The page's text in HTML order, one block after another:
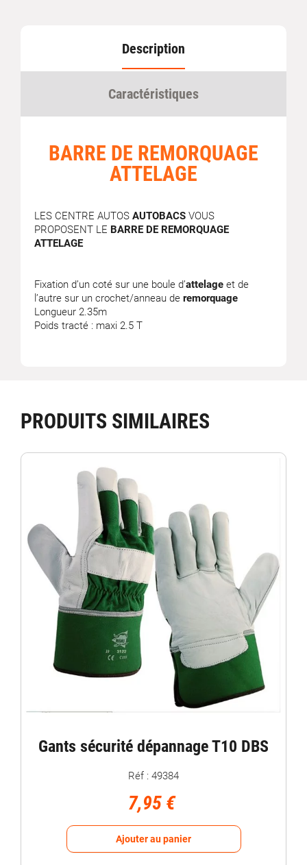
Description
Caractéristiques
BARRE DE REMORQUAGE
ATTELAGE
LES CENTRE AUTOS AUTOBACS VOUS
PROPOSENT LE BARRE DE REMORQUAGE
ATTELAGE
Fixation d’un coté sur une boule d’attelage et de
l’autre sur un crochet/anneau de remorquage
Longueur 2.35m
Poids tracté : maxi 2.5 T
PRODUITS SIMILAIRES
Gants sécurité dépannage T10 DBS
Réf : 49384
7,95 €
Ajouter au panier